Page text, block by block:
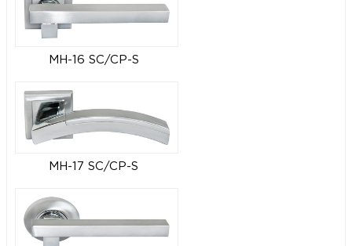
MH-16 SC/CP-S
MH-17 SC/CP-S